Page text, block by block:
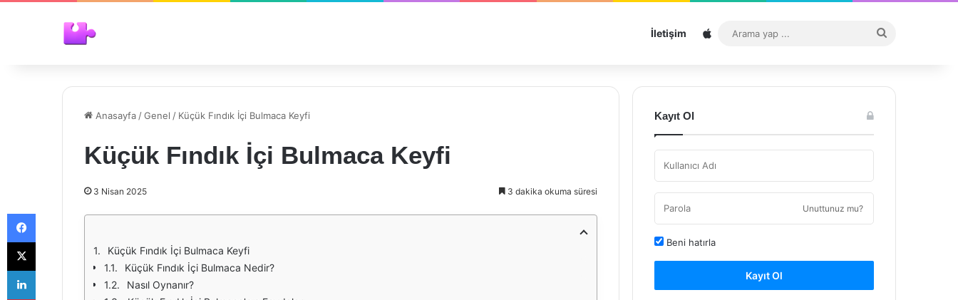
İletişim Sitemap
...
Anasayfa /Genel / Küçük Fındık İçi Bulmaca Keyfi
Küçük Fındık İçi Bulmaca Keyfi
3 Nisan 2025 3 dakika okuma süresi
Küçük Fındık İçi Bulmaca Keyfi
Küçük Fındık İçi Bulmaca Nedir?
Nasıl Oynanır?
Kayıt Ol
Unuttunuz mu?
Beni hatırla
Kayıt Ol
Facebook
X
LinkedIn